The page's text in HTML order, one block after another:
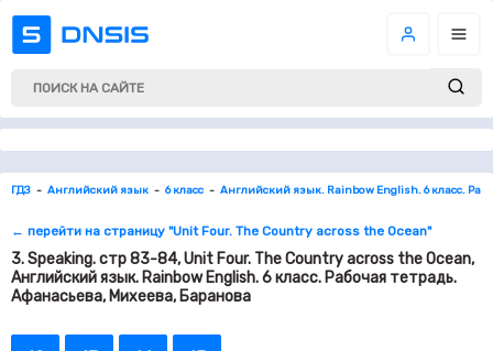
ГДЗ Английский язык 6 класс Английский язык. Rainbow English. 6 класс.
← перейти на страницу "Unit Four. The Country across the Ocean"
3. Speaking. стр 83-84, Unit Four. The Country across the Ocean,
Английский язык. Rainbow English. 6 класс. Рабочая тетрадь.
Афанасьева, Михеева, Баранова